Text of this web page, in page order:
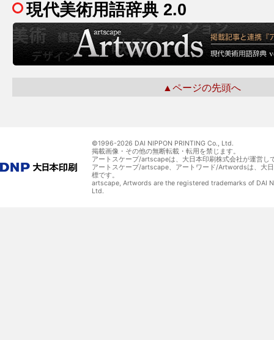
現代美術用語辞典 2.0
▲ページの先頭へ
©1996-2026 DAI NIPPON PRINTING Co., Ltd.
掲載画像・その他の無断転載・転用を禁じます。
アートスケープ/artscapeは、大日本印刷株式会社が運営し
アートスケープ/artscape、アートワード/Artwordsは、大
標です。
artscape, Artwords are the registered trademarks of DAI
Ltd.